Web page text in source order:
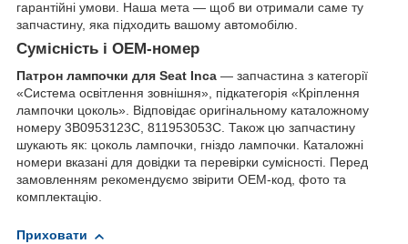
гарантійні умови. Наша мета — щоб ви отримали саме ту
запчастину, яка підходить вашому автомобілю.
Сумісність і OEM-номер
Патрон лампочки для Seat Inca — запчастина з категорії
«Система освітлення зовнішня», підкатегорія «Кріплення
лампочки цоколь». Відповідає оригінальному каталожному
номеру 3B0953123С, 811953053C. Також цю запчастину
шукають як: цоколь лампочки, гніздо лампочки. Каталожні
номери вказані для довідки та перевірки сумісності. Перед
замовленням рекомендуємо звірити OEM-код, фото та
комплектацію.
Приховати